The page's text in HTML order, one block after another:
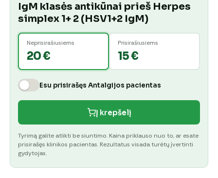
IgM klasės antikūnai prieš Herpes
simplex 1+ 2 (HSV1+2 IgM)
Neprisirašiusiems
20 €
Prisirašiusiems
15 €
Esu prisirašęs Antalgijos pacientas
Į krepšelį
Tyrimą galite atlikti be siuntimo. Kaina priklauso nuo to, ar esate
prisirašęs klinikos pacientas. Rezultatus visada turėtų įvertinti
gydytojas.